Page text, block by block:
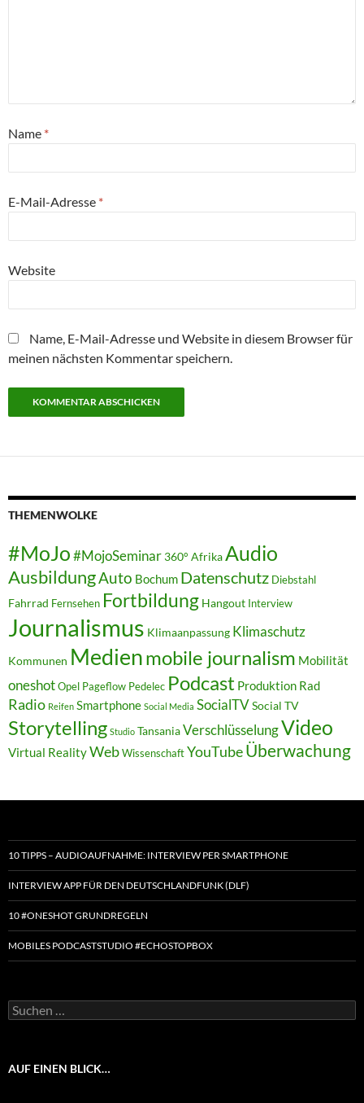
Name *
E-Mail-Adresse *
Website
Name, E-Mail-Adresse und Website in diesem Browser für
meinen nächsten Kommentar speichern.
THEMENWOLKE
#MoJo#MojoSeminar 360° AfrikaAudio
AusbildungAuto Bochum Datenschutz Diebstahl
Fahrrad Fernsehen Fortbildung Hangout Interview
Journalismus Klimaanpassung Klimaschutz
Kommunen Medienmobile journalism Mobilität
oneshot Opel Pageflow Pedelec Podcast Produktion Rad
Radio Reifen Smartphone Social Media SocialTVSocial TV
Storytelling Studio TansaniaVerschlüsselungVideo
Virtual RealityWeb Wissenschaft YouTubeÜberwachung
10 TIPPS – AUDIOAUFNAHME: INTERVIEW PER SMARTPHONE
INTERVIEW APP FÜR DEN DEUTSCHLANDFUNK (DLF)
10 #ONESHOT GRUNDREGELN
MOBILES PODCASTSTUDIO #ECHOSTOPBOX
Suchen
nach:
AUF EINEN BLICK…